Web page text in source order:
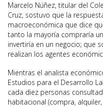
Marcelo Núñez, titular del
Cruz, sostuvo que la
macroeconómica que dice
tanto la mayoría compraría
invertiría en un negocio; que
realizan los agentes
Mientras el analista
Estudios para el Desarrollo
cada diez personas
habitacional (compra,